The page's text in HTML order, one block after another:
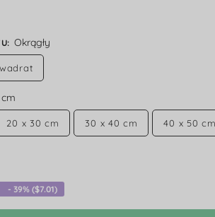
: Okrągły
20 x 30 cm 30 x 40 cm 40 x 50 cm
- 39% ($7.01)